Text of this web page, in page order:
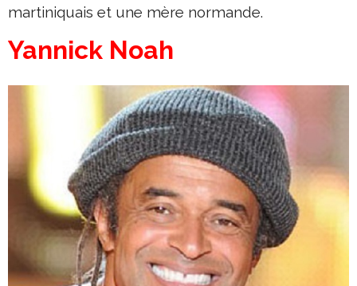
martiniquais et une mère normande.
Yannick Noah